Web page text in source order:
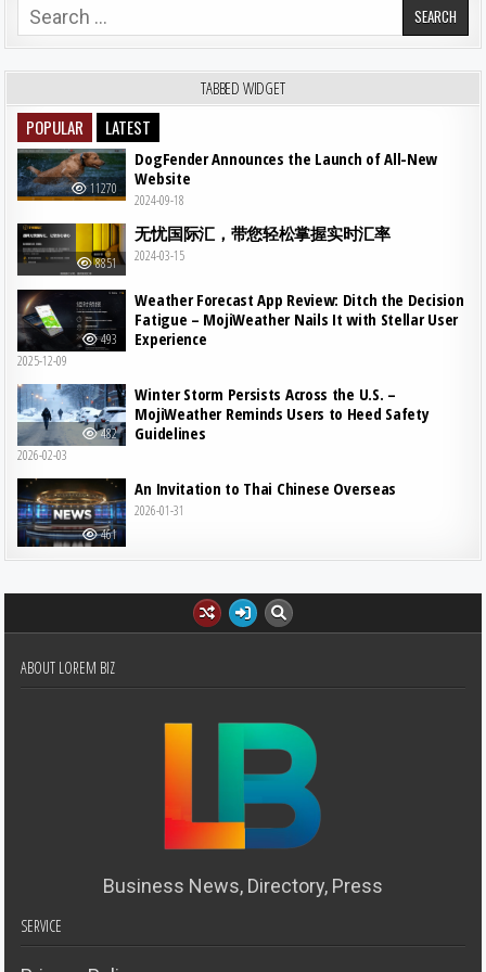
Search for:
TABBED WIDGET
POPULAR LATEST
11270
DogFender Announces the Launch of All-New
Website
2024-09-18
8851
无忧国际汇，带您轻松掌握实时汇率
2024-03-15
493
Weather Forecast App Review: Ditch the Decision
Fatigue – MojiWeather Nails It with Stellar User
Experience
2025-12-09
482
Winter Storm Persists Across the U.S. –
MojiWeather Reminds Users to Heed Safety
Guidelines
2026-02-03
461
An Invitation to Thai Chinese Overseas
2026-01-31
ABOUT LOREM BIZ
Business News, Directory, Press
SERVICE